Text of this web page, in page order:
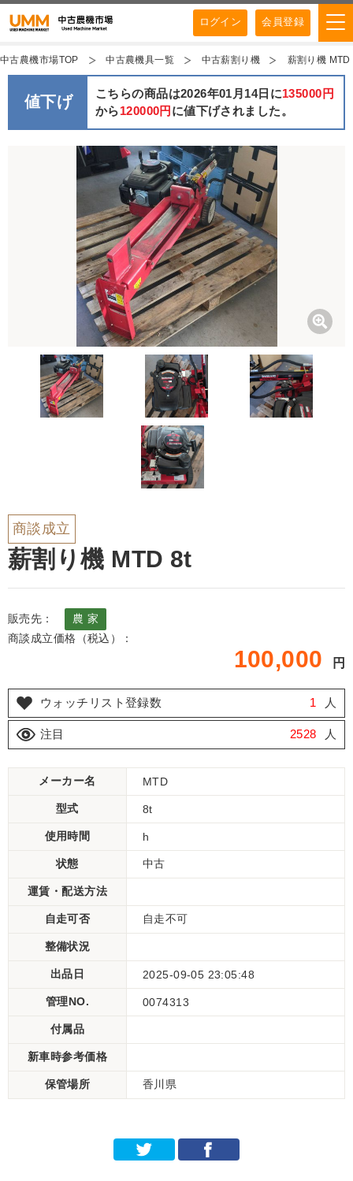
ログイン 会員登録
中古農機市場TOP 中古農機具一覧 中古薪割り機 薪割り機 MTD
値下げ こちらの商品は2026年01月14日に135000円
から120000円 に値下げされました。
商談成立
薪割り機 MTD 8t
販売先：
農 家
商談成立価格（税込）：
100,000 円
ウォッチリスト登録数 1 人
注目 2528 人
メーカー名 MTD
型式 8t
使用時間 h
状態 中古
運賃・配送方法
自走可否 自走不可
整備状況
出品日 2025-09-05 23:05:48
管理NO. 0074313
付属品
新車時参考価格
保管場所 香川県